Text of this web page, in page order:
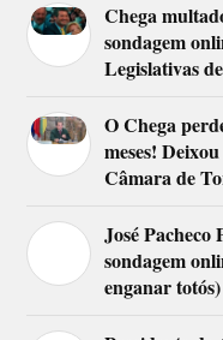
Chega
sondagem
Legislativas
O Chega
meses!
Câmara de
José
sondagem
enganar totós)